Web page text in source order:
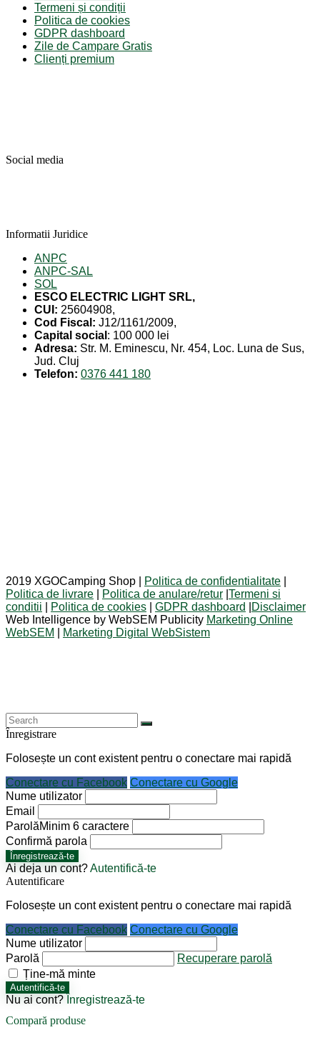
Termeni și condiții
Politica de cookies
GDPR dashboard
Zile de Campare Gratis
Clienți premium
Social media
Informatii Juridice
ANPC
ANPC-SAL
SOL
ESCO ELECTRIC LIGHT SRL,
CUI: 25604908,
Cod Fiscal: J12/1161/2009,
Capital social : 100 000 lei
Adresa: Str. M. Eminescu, Nr. 454, Loc. Luna de Sus,
Jud. Cluj
Telefon: 0376 441 180
2019 XGOCamping Shop | Politica de confidentialitate
Politica de livrare
Politica de anulare/retur Termeni si
conditii
Politica de cookies GDPR dashboard
Disclaimer
Web Intelligence by WebSEM Publicity Marketing Online
WebSEM
Marketing Digital WebSistem
Înregistrare
Folosește un cont existent pentru o conectare mai rapidă
Conectare cu Facebook Conectare cu Google
Nume utilizator
Email
ParolăMinim 6 caractere
Confirmă parola
Înregistrează-te
Ai deja un cont?Autentifică-te
Autentificare
Folosește un cont existent pentru o conectare mai rapidă
Conectare cu Facebook Conectare cu Google
Nume utilizator
Parolă
Recuperare parolă
Ține-mă minte
Autentifică-te
Nu ai cont? Înregistrează-te
Compară produse